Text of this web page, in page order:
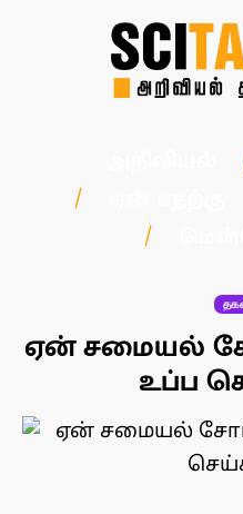
ஏன் சமையல்
உப்ப